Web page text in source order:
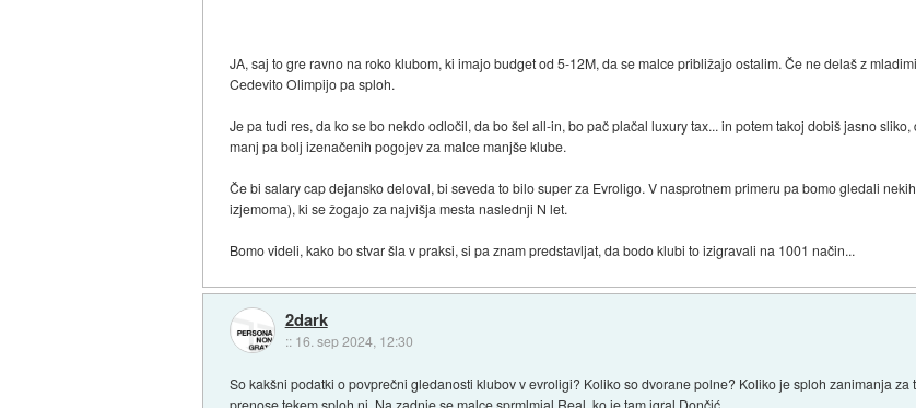
JA, saj to gre ravno na roko klubom, ki imajo budget od 5-12M, da se malce približajo ostalim. Če ne delaš z
Cedevito Olimpijo pa sploh.
Je pa tudi res, da ko se bo nekdo odločil, da bo šel all-in, bo pač plačal luxury tax... in potem takoj dobiš jasno
manj pa bolj izenačenih pogojev za malce manjše klube.
Če bi salary cap dejansko deloval, bi seveda to bilo super za Evroligo. V nasprotnem primeru pa bomo gledali
izjemoma), ki se žogajo za najvišja mesta naslednji N let.
Bomo videli, kako bo stvar šla v praksi, si pa znam predstavljat, da bodo klubi to izigravali na 1001 način...
2dark
:: 16. sep 2024, 12:30
So kakšni podatki o povprečni gledanosti klubov v evroligi? Koliko so dvorane polne? Koliko je sploh zanimanja
prenose tekem sploh ni. Na zadnje se malce sprmlmjal Real, ko je tam igral Dončić.